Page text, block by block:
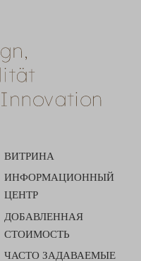
ВИТРИНА
ИНФОРМАЦИОННЫЙ
ЦЕНТР
ДОБАВЛЕННАЯ
СТОИМОСТЬ
ЧАСТО ЗАДАВАЕМЫЕ